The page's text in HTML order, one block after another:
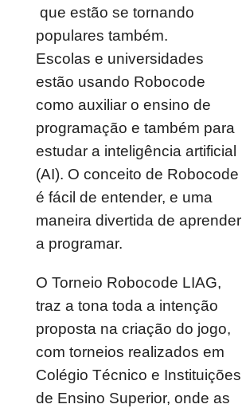
que estão se tornando
populares também.
Escolas e universidades
estão usando Robocode
como auxiliar o ensino de
programação e também para
estudar a inteligência artificial
(AI). O conceito de Robocode
é fácil de entender, e uma
maneira divertida de aprender
a programar.
O Torneio Robocode LIAG,
traz a tona toda a intenção
proposta na criação do jogo,
com torneios realizados em
Colégio Técnico e Instituições
de Ensino Superior, onde as